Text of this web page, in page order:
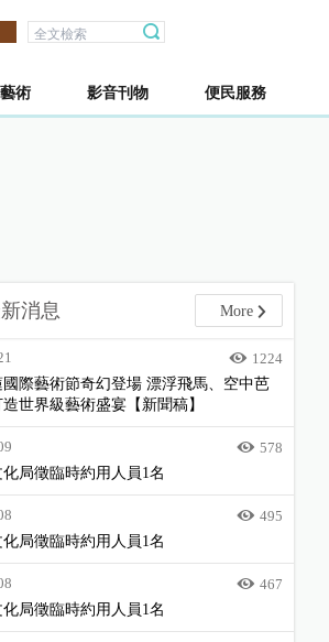
術 影音刊物 便民服務
消息 More
1224
國際藝術節奇幻登場 漂浮飛馬、空中芭
世界級藝術盛宴【新聞稿】
578
局徵臨時約用人員1名
495
局徵臨時約用人員1名
467
局徵臨時約用人員1名